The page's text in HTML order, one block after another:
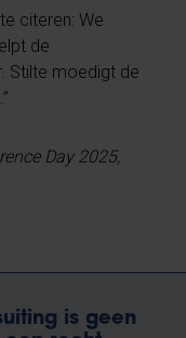
citeren: We
de
Stilte moedigt de
Day 2025,
is geen